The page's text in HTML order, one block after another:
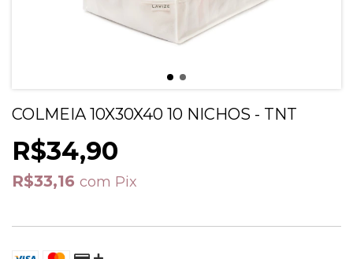
COLMEIA 10X30X40 10 NICHOS - TNT
R$34,90
R$33,16 com Pix